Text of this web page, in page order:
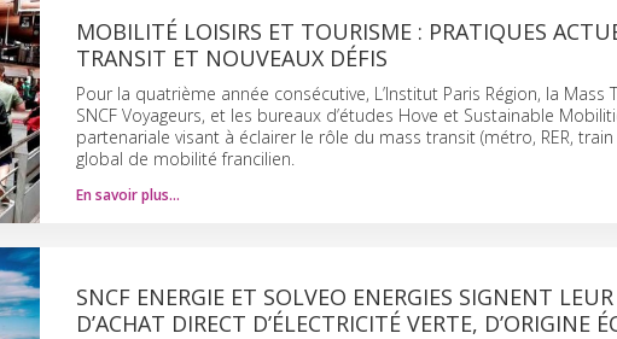
MOBILITÉ LOISIRS ET TOURISME : PRATIQUES
TRANSIT ET NOUVEAUX DÉFIS
Pour la quatrième année consécutive, L’Institut Paris Région, la Mass
SNCF Voyageurs, et les bureaux d’études Hove et Sustainable
partenariale visant à éclairer le rôle du mass transit (métro, RER,
global de mobilité francilien.
En savoir plus…
SNCF ENERGIE ET SOLVEO ENERGIES SIGNENT
D’ACHAT DIRECT D’ÉLECTRICITÉ VERTE, D’ORIGINE